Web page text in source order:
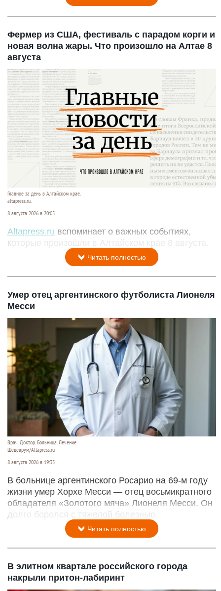
Фермер из США, фестиваль с парадом корги и
новая волна жары. Что произошло на Алтае 8
августа
Главное за день в Алтайском крае.
altapress.ru.
8 августа 2026 в 20:05
Altapress.ru вспоминает о важных событиях,
которые произошли в Алтайском крае 8 августа.
Читать полностью
Умер отец аргентинского футболиста Лионеля
Месси
Врач. Доктор. Больница. Лечение
Шедеврум/Altapress.ru
8 августа 2026 в 19:35
В больнице аргентинского Росарио на 69-м году
жизни умер Хорхе Месси — отец восьмикратного
обладателя «Золотого мяча» Лионеля Месси. Он
долго боролся с тяжелой болезнью.
Читать полностью
В элитном квартале российского города
накрыли притон-лабиринт